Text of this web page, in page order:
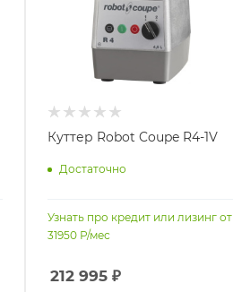
Куттер Robot Coupe R4-1V
Достаточно
Узнать про кредит или лизинг от
31950Р/мес
212 995₽